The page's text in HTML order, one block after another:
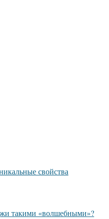
свойства
такими «волшебными»?